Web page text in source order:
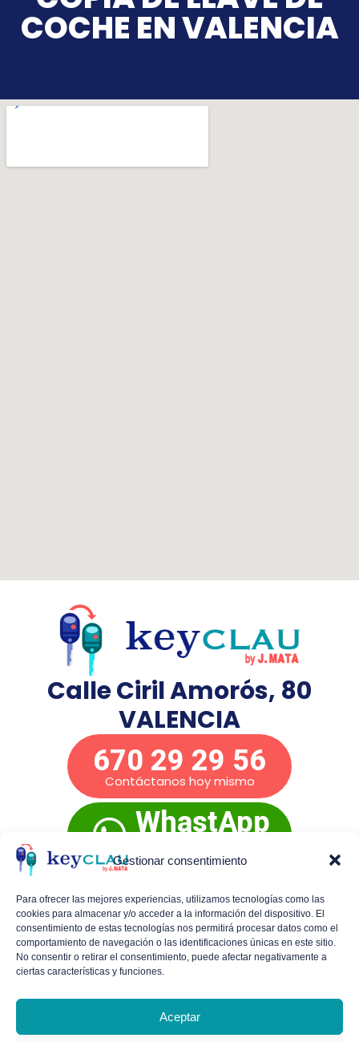
Gestionar consentimiento
Para ofrecer las mejores experiencias, utilizamos tecnologías como las
cookies para almacenar y/o acceder a la información del dispositivo. El
consentimiento de estas tecnologías nos permitirá procesar datos como el
comportamiento de navegación o las identificaciones únicas en este sitio.
No consentir o retirar el consentimiento, puede afectar negativamente a
ciertas características y funciones.
Aceptar
COCHE EN VALENCIA
Calle Ciril Amorós, 80
VALENCIA
670 29 29 56
Contáctanos hoy mismo
WhastApp
inmediato
Mañanas de lunes a viernes:De 9:00 a 14:00
Tardes de lunes a jueves:De 16:30 a 19:30
previa.